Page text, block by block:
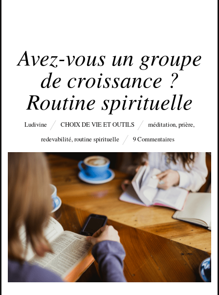
Avez-vous un groupe
de croissance ?
Routine spirituelle
Ludivine CHOIX DE VIE ET OUTILS méditation,prière,
redevabilité,routine spirituelle 9 Commentaires